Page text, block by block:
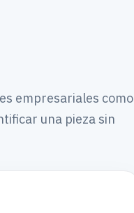
empresariales como
una pieza sin